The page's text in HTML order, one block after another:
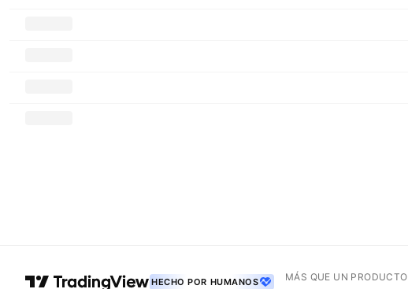
HECHO POR HUMANOS MÁS QUE UN PRODUCTO